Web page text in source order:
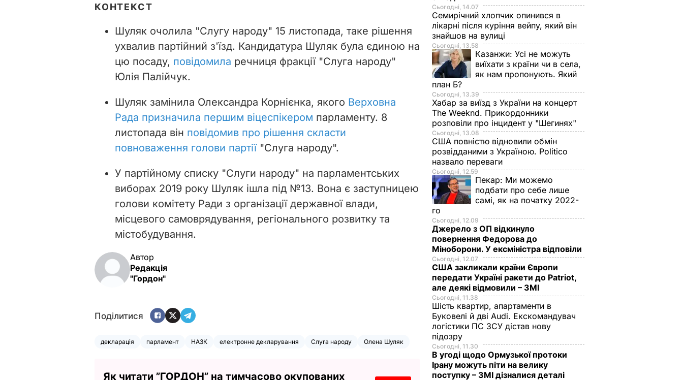
КОНТЕКСТ
Шуляк очолила "Слугу народу" 15 листопада, таке рішення
ухвалив партійний з'їзд. Кандидатура Шуляк була єдиною на
цю посаду, повідомила речниця фракції "Слуга народу"
Юлія Палійчук.
Шуляк замінила Олександра Корнієнка, якого Верховна
Рада призначила першим віцеспікером парламенту. 8
листопада він повідомив про рішення скласти
повноваження голови партії"Слуга народу".
У партійному списку "Слуги народу" на парламентських
виборах 2019 року Шуляк ішла під №13. Вона є заступницею
голови комітету Ради з організації державної влади,
місцевого самоврядування, регіонального розвитку та
містобудування.
Автор
Редакція
"Гордон"
Поділитися
декларація парламент НАЗК електронне декларування Слуга народу Олена Шуляк
Як читати ”ГОРДОН” на тимчасово окупованих
Сьогодні, 14.07
Семирічний хлопчик опинився в
лікарні після куріння вейпу, який він
знайшов на вулиці
Сьогодні, 13.58
Казанжи: Усі не можуть
виїхати з країни чи в села,
як нам пропонують. Який
план Б?
Сьогодні, 13.39
Хабар за виїзд з України на концерт
The Weeknd. Прикордонники
розповіли про інцидент у "Шегинях"
Сьогодні, 13.08
США повністю відновили обмін
розвідданими з Україною. Politico
назвало переваги
Сьогодні, 12.59
Пекар: Ми можемо
подбати про себе лише
самі, як на початку 2022-
го
Сьогодні, 12.09
Джерело з ОП відкинуло
повернення Федорова до
Міноборони. У ексміністра відповіли
Сьогодні, 12.07
США закликали країни Європи
передати Україні ракети до Patriot,
але деякі відмовили – ЗМІ
Сьогодні, 11.38
Шість квартир, апартаменти в
Буковелі й дві Audi. Екскомандувач
логістики ПС ЗСУ дістав нову
підозру
Сьогодні, 11.30
В угоді щодо Ормузької протоки
Ірану можуть піти на велику
поступку – ЗМІ дізналися деталі